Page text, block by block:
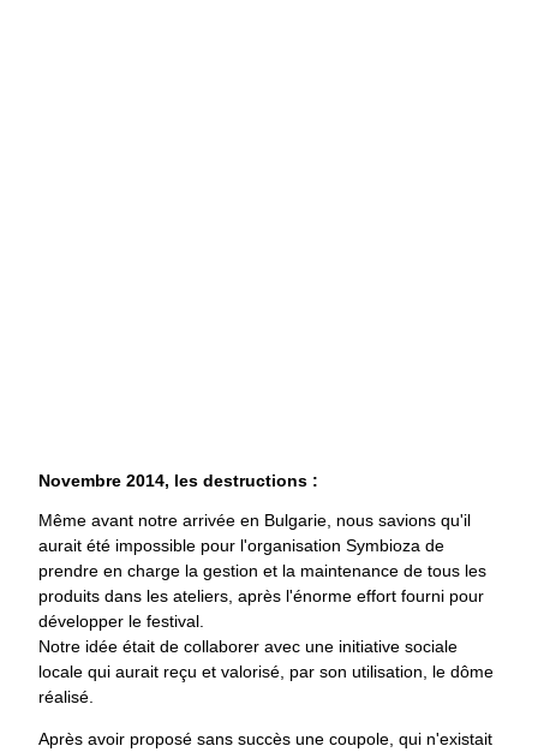
Novembre 2014, les destructions :
Même avant notre arrivée en Bulgarie, nous savions qu'il
aurait été impossible pour l'organisation Symbioza de
prendre en charge la gestion et la maintenance de tous les
produits dans les ateliers, après l'énorme effort fourni pour
développer le festival.
Notre idée était de collaborer avec une initiative sociale
locale qui aurait reçu et valorisé, par son utilisation, le dôme
réalisé.
Après avoir proposé sans succès une coupole, qui n'existait